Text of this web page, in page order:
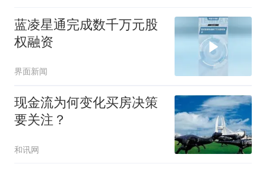
蓝凌星通完成数千万元股
权融资
界面新闻
现金流为何变化买房决策
要关注？
和讯网